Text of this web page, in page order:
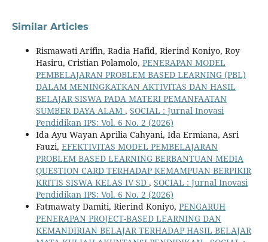
Similar Articles
Rismawati Arifin, Radia Hafid, Rierind Koniyo, Roy
Hasiru, Cristian Polamolo, PENERAPAN MODEL
PEMBELAJARAN PROBLEM BASED LEARNING (PBL)
DALAM MENINGKATKAN AKTIVITAS DAN HASIL
BELAJAR SISWA PADA MATERI PEMANFAATAN
SUMBER DAYA ALAM , SOCIAL : Jurnal Inovasi
Pendidikan IPS: Vol. 6 No. 2 (2026)
Ida Ayu Wayan Aprilia Cahyani, Ida Ermiana, Asri
Fauzi, EFEKTIVITAS MODEL PEMBELAJARAN
PROBLEM BASED LEARNING BERBANTUAN MEDIA
QUESTION CARD TERHADAP KEMAMPUAN BERPIKIR
KRITIS SISWA KELAS IV SD , SOCIAL : Jurnal Inovasi
Pendidikan IPS: Vol. 6 No. 2 (2026)
Fatmawaty Damiti, Rierind Koniyo, PENGARUH
PENERAPAN PROJECT-BASED LEARNING DAN
KEMANDIRIAN BELAJAR TERHADAP HASIL BELAJAR